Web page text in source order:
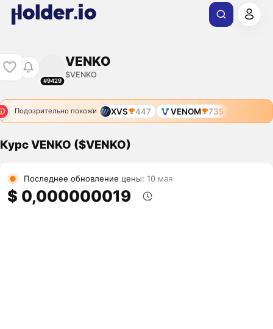
#9429
VENKO
$VENKO
Подозрительно похожи XVS 447 VENOM 735
Курс VENKO ($VENKO)
Последнее обновление цены: 10 мая
$ 0,000000019